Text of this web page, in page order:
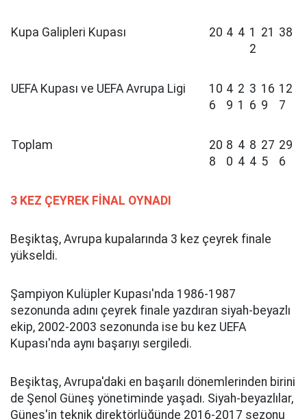
Kupa Galipleri Kupası 20 4 4 1
2
21 38
UEFA Kupası ve UEFA Avrupa Ligi
10
6
4
9
2
1
3
6
16
9
12
7
Toplam
20
8
8
0
4
4
8
4
27
5
29
6
3 KEZ ÇEYREK FİNAL OYNADI
Beşiktaş, Avrupa kupalarında 3 kez çeyrek finale
yükseldi.
Şampiyon Kulüpler Kupası'nda 1986-1987
sezonunda adını çeyrek finale yazdıran siyah-beyazlı
ekip, 2002-2003 sezonunda ise bu kez UEFA
Kupası'nda aynı başarıyı sergiledi.
Beşiktaş, Avrupa'daki en başarılı dönemlerinden birini
de Şenol Güneş yönetiminde yaşadı. Siyah-beyazlılar,
Güneş'in teknik direktörlüğünde 2016-2017 sezonu